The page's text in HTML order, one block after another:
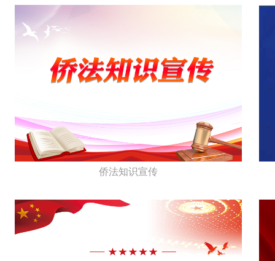
侨法知识宣传